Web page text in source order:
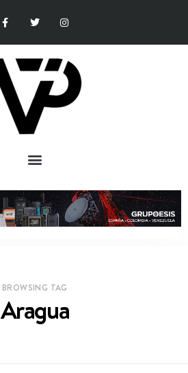
BROWSING TAG
Aragua